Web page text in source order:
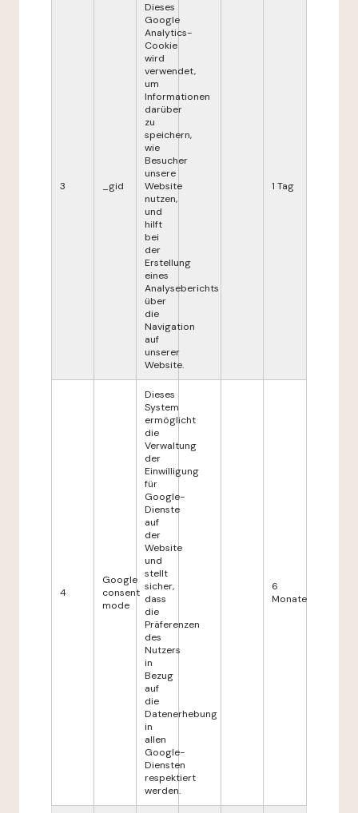
3 _gid
Dieses
Google
Analytics-
Cookie
wird
verwendet,
um
Informationen
darüber
zu
speichern,
wie
Besucher
unsere
Website
nutzen,
und
hilft
bei
der
Erstellung
eines
Analyseberichts
über
die
Navigation
auf
unserer
Website.
1 Tag
4
Google
consent
mode
Dieses
System
ermöglicht
die
Verwaltung
der
Einwilligung
für
Google-
Dienste
auf
der
Website
und
stellt
sicher,
dass
die
Präferenzen
des
Nutzers
in
Bezug
auf
die
Datenerhebung
in
allen
Google-
Diensten
respektiert
werden.
6
Monate